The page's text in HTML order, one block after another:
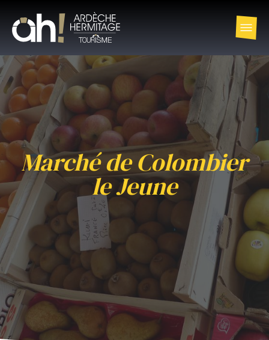
Marché de Colombier
le Jeune